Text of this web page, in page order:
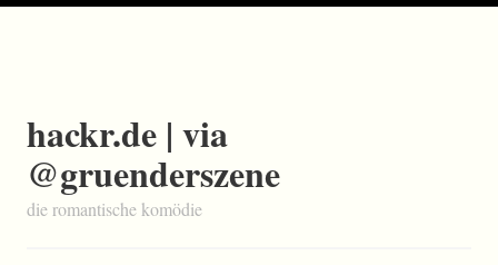
hackr.de | via
@gruenderszene
die romantische komödie